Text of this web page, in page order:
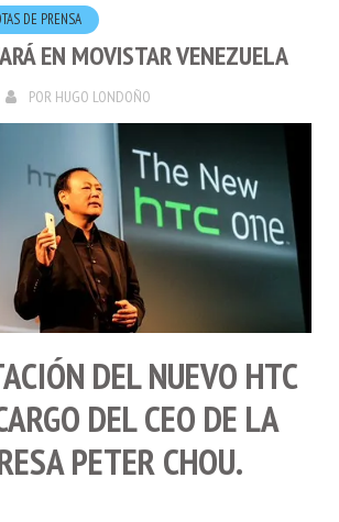
DE PRENSA
EN MOVISTAR VENEZUELA
POR HUGO LONDOÑO
DEL NUEVO HTC
DEL CEO DE LA
PETER CHOU.